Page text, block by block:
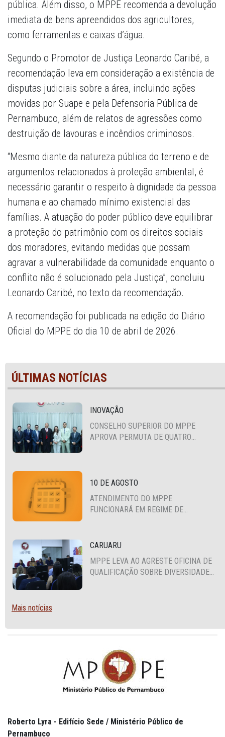
pública. Além disso, o MPPE recomenda a devolução
imediata de bens apreendidos dos agricultores,
como ferramentas e caixas d’água.
Segundo o Promotor de Justiça Leonardo Caribé, a
recomendação leva em consideração a existência de
disputas judiciais sobre a área, incluindo ações
movidas por Suape e pela Defensoria Pública de
Pernambuco, além de relatos de agressões como
destruição de lavouras e incêndios criminosos.
“Mesmo diante da natureza pública do terreno e de
argumentos relacionados à proteção ambiental, é
necessário garantir o respeito à dignidade da pessoa
humana e ao chamado mínimo existencial das
famílias. A atuação do poder público deve equilibrar
a proteção do patrimônio com os direitos sociais
dos moradores, evitando medidas que possam
agravar a vulnerabilidade da comunidade enquanto o
conflito não é solucionado pela Justiça”, concluiu
Leonardo Caribé, no texto da recomendação.
A recomendação foi publicada na edição do Diário
Oficial do MPPE do dia 10 de abril de 2026.
ÚLTIMAS NOTÍCIAS
INOVAÇÃO
CONSELHO SUPERIOR DO MPPE
APROVA PERMUTA DE QUATRO
10 DE AGOSTO
ATENDIMENTO DO MPPE
FUNCIONARÁ EM REGIME DE
CARUARU
MPPE LEVA AO AGRESTE OFICINA DE
QUALIFICAÇÃO SOBRE DIVERSIDADE
Mais notícias
Roberto Lyra - Edifício Sede / Ministério Público de
Pernambuco